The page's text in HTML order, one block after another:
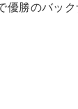
勝のバック